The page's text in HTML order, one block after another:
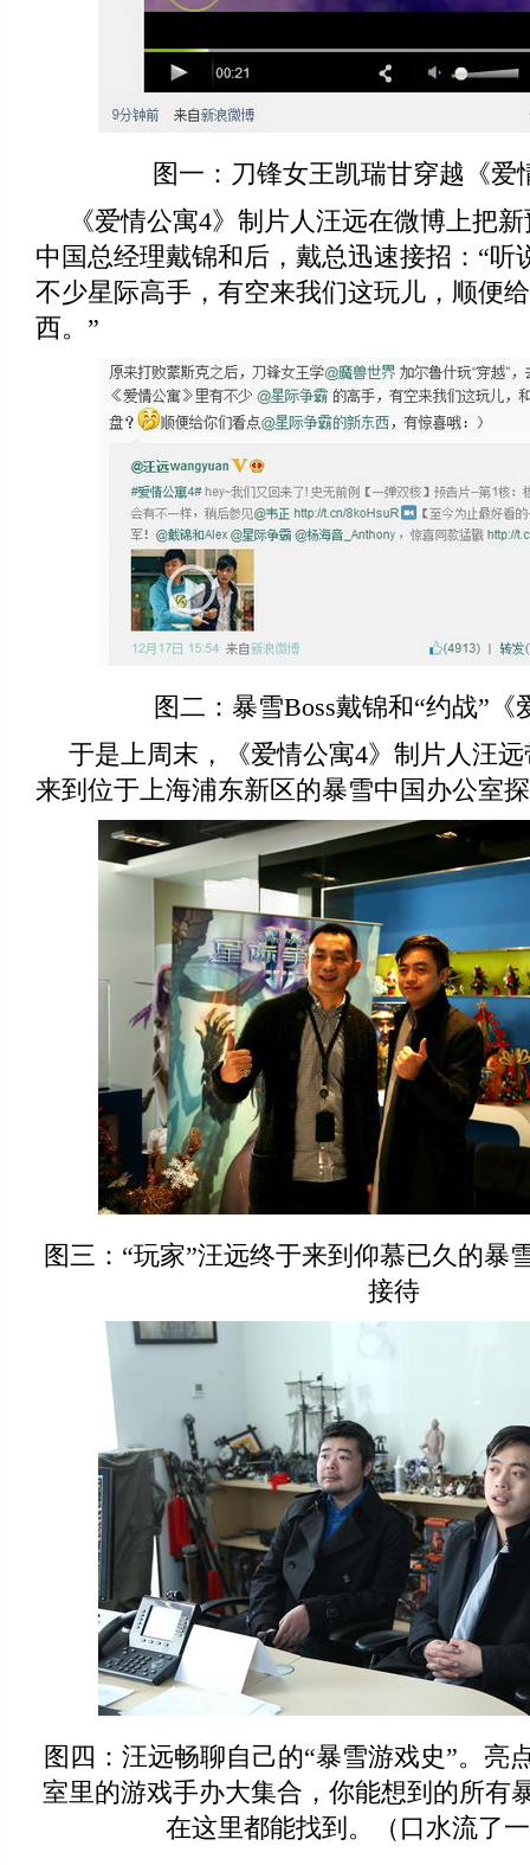
图一：刀锋女王凯瑞甘穿越《爱
《爱情公寓4》制片人汪远在微博上把
中国总经理戴锦和后，戴总迅速接招：“听
不少星际高手，有空来我们这玩儿，顺便
西。”
图二：暴雪Boss戴锦和“约战”《
于是上周末，《爱情公寓4》制片人汪
来到位于上海浦东新区的暴雪中国办公室
图三：“玩家”汪远终于来到仰慕已久的暴
接待
图四：汪远畅聊自己的“暴雪游戏史”。亮
室里的游戏手办大集合，你能想到的所有
在这里都能找到。（口水流了